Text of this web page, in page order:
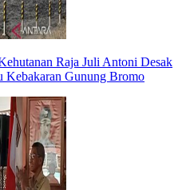
Raja Juli Antoni Desak
Kebakaran Gunung Bromo